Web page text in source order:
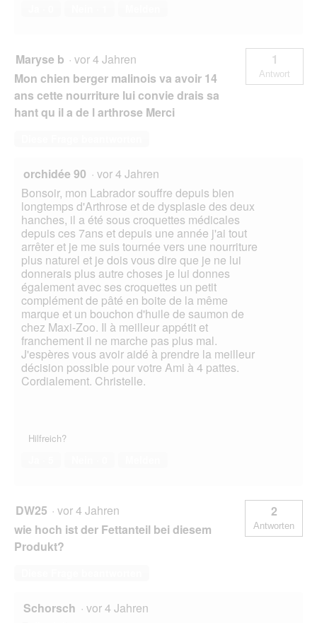
Maryse b · vor 4 Jahren
Mon chien berger malinois va avoir 14
ans cette nourriture lui convie drais sa
hant qu il a de l arthrose Merci
1
Antwort
orchidée 90 · vor 4 Jahren
Bonsoir, mon Labrador souffre depuis bien
longtemps d'Arthrose et de dysplasie des deux
hanches, il a été sous croquettes médicales
depuis ces 7ans et depuis une année j'ai tout
arrêter et je me suis tournée vers une nourriture
plus naturel et je dois vous dire que je ne lui
donnerais plus autre choses je lui donnes
également avec ses croquettes un petit
complément de pâté en boite de la même
marque et un bouchon d'huile de saumon de
chez Maxi-Zoo. Il à meilleur appétit et
franchement il ne marche pas plus mal.
J'espères vous avoir aidé à prendre la meilleur
décision possible pour votre Ami à 4 pattes.
Cordialement. Christelle.
Hilfreich?
DW25 · vor 4 Jahren
wie hoch ist der Fettanteil bei diesem
Produkt?
2
Antworten
Schorsch · vor 4 Jahren